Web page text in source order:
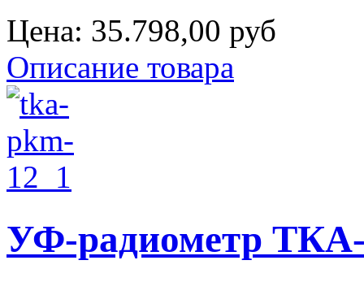
Цена: 35.798,00 руб
Описание товара
УФ-радиометр